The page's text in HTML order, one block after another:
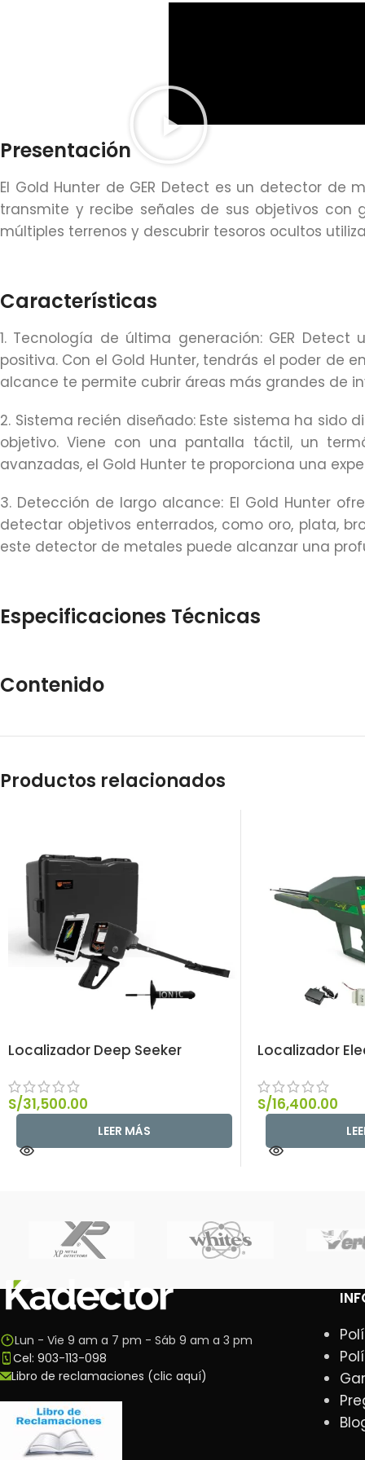
Presentación
El Gold Hunter de GER Detect es un detector
transmite y recibe señales de sus objetivos con
múltiples terrenos y descubrir tesoros ocultos
Características
1. Tecnología de última generación: GER
positiva. Con el Gold Hunter, tendrás el poder de
alcance te permite cubrir áreas más grandes de
2. Sistema recién diseñado: Este sistema ha
objetivo. Viene con una pantalla táctil, un
avanzadas, el Gold Hunter te proporciona una
3. Detección de largo alcance: El Gold Hunter
detectar objetivos enterrados, como oro, plata,
este detector de metales puede alcanzar una
Especificaciones Técnicas
Contenido
Productos relacionados
Localizador Deep Seeker
S/31,500.00
LEER MÁS
Localizador
S/16,400.00
Lun - Vie 9 am a 7 pm - Sáb 9 am a 3 pm
Cel: 903-113-098
Libro de reclamaciones (clic aquí)